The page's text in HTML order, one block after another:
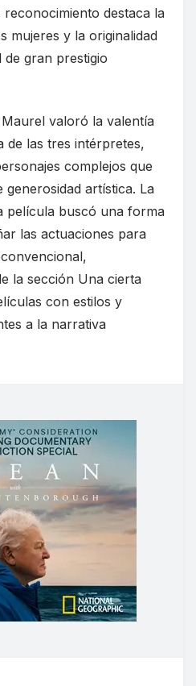
reconocimiento destaca la
mujeres y la originalidad
gran prestigio
valoró la valentía
de las tres intérpretes,
complejos que
artística. La
película buscó una forma
las actuaciones para
la sección Una cierta
con estilos y
a la narrativa